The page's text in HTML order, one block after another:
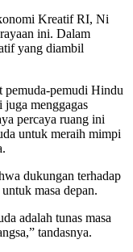
Kreatif RI, Ni
ini. Dalam
yang diambil
pemuda-pemudi Hindu
menggagas
percaya ruang ini
untuk meraih mimpi
dukungan terhadap
masa depan.
adalah tunas masa
tandasnya.